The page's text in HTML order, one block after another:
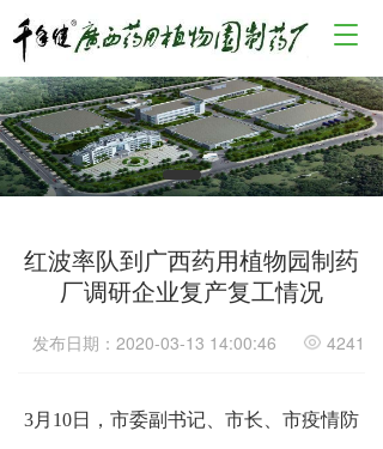
T
g
g
l
e
n
a
i
g
i
红波率队到广西药用植物园制药
厂调研企业复产复工情况
发布日期：2020-03-13 14:00:46 4241
3月10日，市委副书记、市长、市疫情防